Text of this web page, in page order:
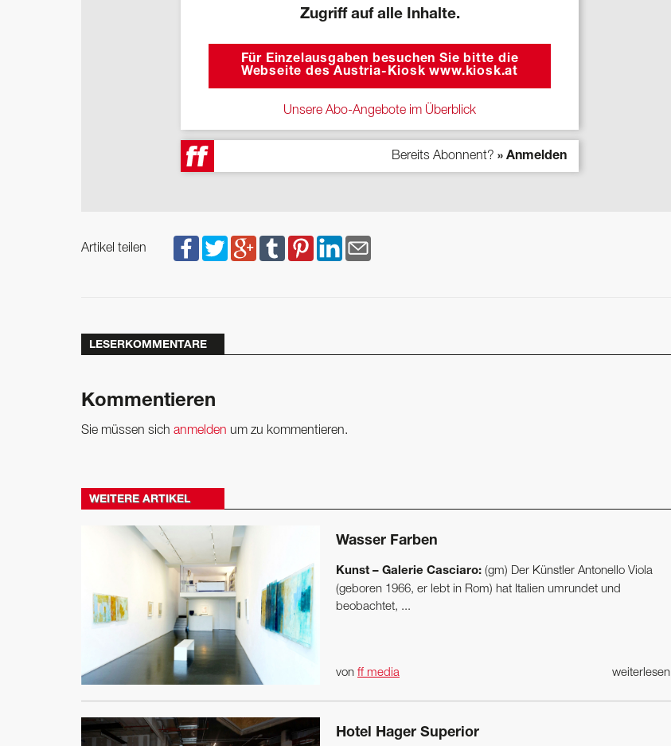
Zugriff auf alle Inhalte.
Für Einzelausgaben besuchen Sie bitte die
Webseite des Austria-Kiosk www.kiosk.at
Unsere Abo-Angebote im Überblick
Bereits Abonnent? » Anmelden
Artikel teilen
LESERKOMMENTARE
Kommentieren
Sie müssen sich anmelden um zu kommentieren.
WEITERE ARTIKEL
Wasser Farben
Kunst – Galerie Casciaro: (gm) Der Künstler Antonello Viola
(geboren 1966, er lebt in Rom) hat Italien umrundet und
beobachtet, ...
weiterlesen
von ff media
Hotel Hager Superior